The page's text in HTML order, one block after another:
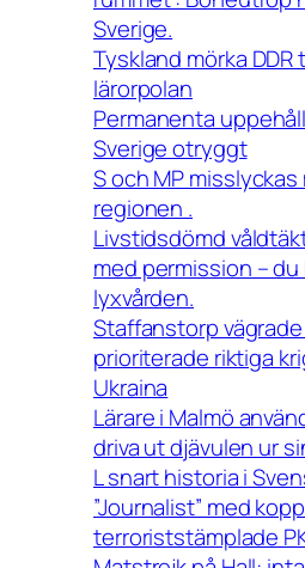
Sverige.
Tyskland mörka DDR
lärorpolan
Permanenta
Sverige otryggt
S och MP
regionen .
Livstidsdömd
med permission –
lyxvården.
Staffanstorp
prioriterade riktiga
Ukraina
Lärare i Malmö
driva ut djävulen ur
L snart historia i
”Journalist” med
terroriststämplade